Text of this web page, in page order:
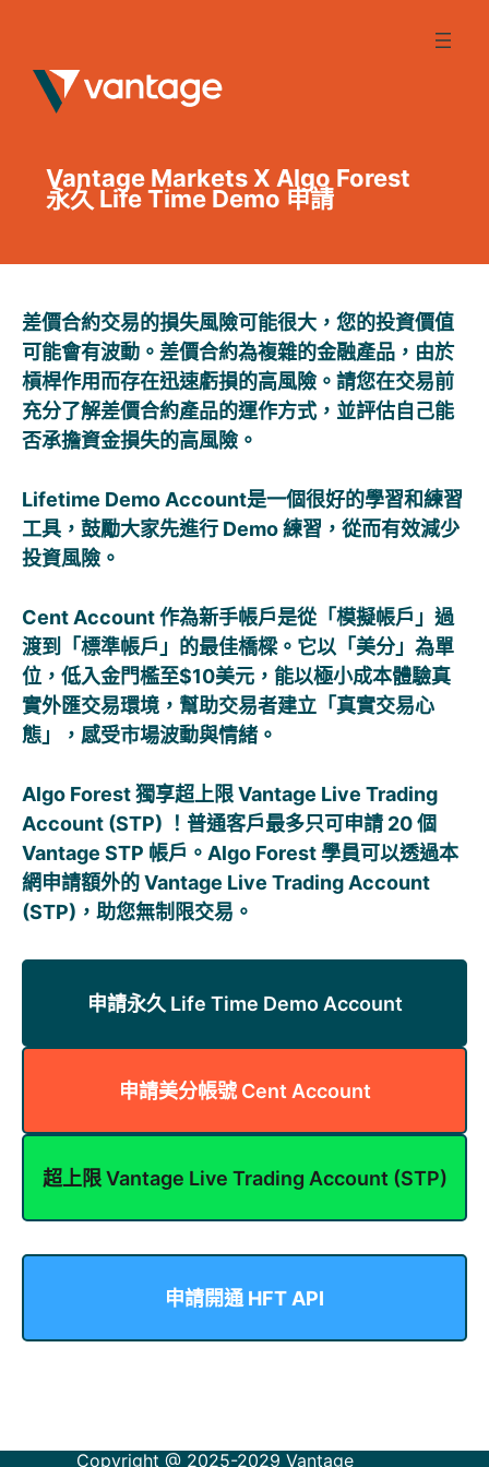
Vantage Markets X Algo Forest
永久 Life Time Demo 申請
差價合約交易的損失風險可能很大，您的投資價值
可能會有波動。差價合約為複雜的金融產品，由於
槓桿作用而存在迅速虧損的高風險。請您在交易前
充分了解差價合約產品的運作方式，並評估自己能
否承擔資金損失的高風險。
Lifetime Demo Account是一個很好的學習和練習
工具，鼓勵大家先進行 Demo 練習，從而有效減少
投資風險。
Cent Account 作為新手帳戶是從「模擬帳戶」過
渡到「標準帳戶」的最佳橋樑。它以「美分」為單
位，低入金門檻至$10美元，能以極小成本體驗真
實外匯交易環境，幫助交易者建立「真實交易心
態」，感受市場波動與情緒。
Algo Forest 獨享超上限 Vantage Live Trading
Account (STP) ！普通客戶最多只可申請 20 個
Vantage STP 帳戶。Algo Forest 學員可以透過本
網申請額外的 Vantage Live Trading Account
(STP)，助您無制限交易。
申請永久 Life Time Demo Account
申請美分帳號 Cent Account
超上限 Vantage Live Trading Account (STP)
申請開通 HFT API
Copyright @ 2025-2029Vantage